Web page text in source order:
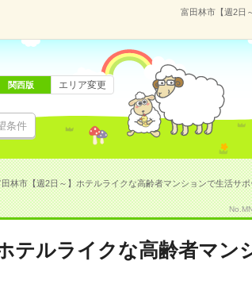
富田林市【週2日
条件
関西版 エリア変更
林市【週2日～】ホテルライクな高齢者マンションで生活サ
テルライクな高齢者マン